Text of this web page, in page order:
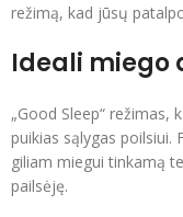
režimą, kad jūsų
Ideali miego
„Good Sleep“ režimas,
puikias sąlygas poilsiui.
giliam miegui tinkamą
pailsėję.